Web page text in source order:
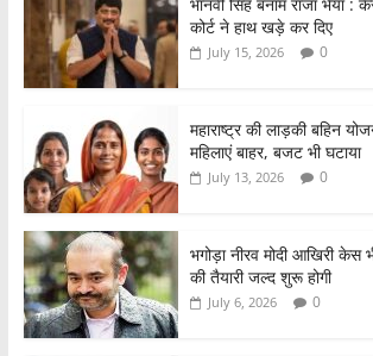
e
b
o
o
k
er s
A
p
e
भानवी सिंह बनाम राजा भैया :
कोर्ट ने हाथ खड़े कर दिए
July 15, 2026 0
महाराष्ट्र की लाड़की बहिन
महिलाएं बाहर, बजट भी घटाया
July 13, 2026 0
भगोड़ा नीरव मोदी आखिरी केस
की तैयारी जल्द शुरू होगी
July 6, 2026 0